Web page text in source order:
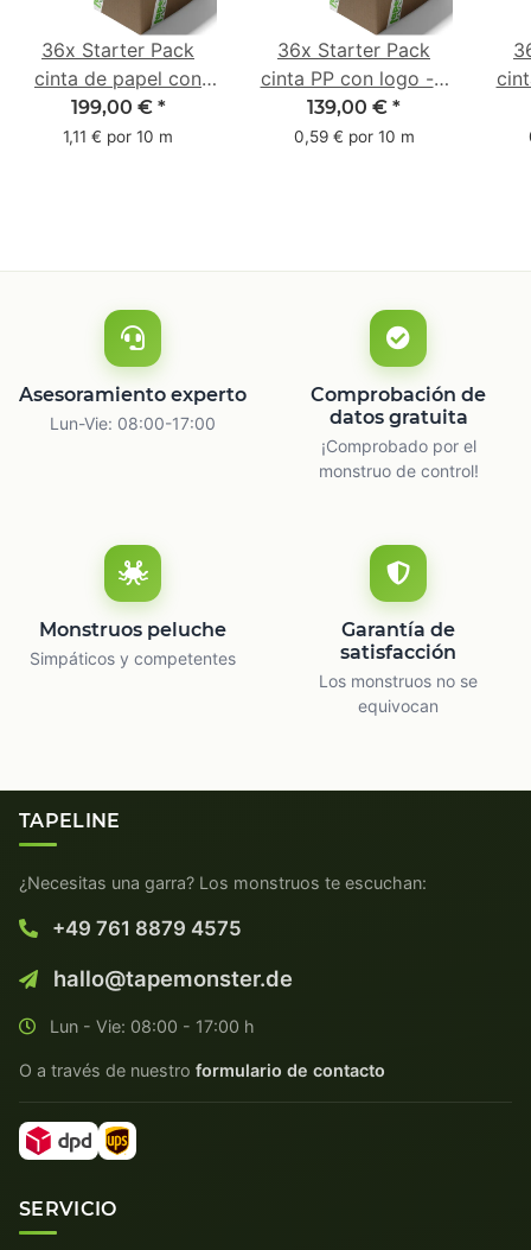
36x Starter Pack
cinta de papel con
logo - 1 color - 50
mm x 50 m - caucho
199,00 € *
1,11 € por 10 m
36x Starter Pack
cinta PP con logo - 1
color - 48 mm x 66 m
139,00 € *
0,59 € por 10 m
m
Asesoramiento experto
Lun-Vie: 08:00-17:00
Comprobación de
datos gratuita
¡Comprobado por el
monstruo de control!
Monstruos peluche
Simpáticos y competentes
Garantía de
satisfacción
Los monstruos no se
equivocan
TAPELINE
¿Necesitas una garra? Los monstruos te escuchan:
+49 761 8879 4575
hallo@tapemonster.de
Lun - Vie: 08:00 - 17:00 h
O a través de nuestro formulario de contacto
SERVICIO